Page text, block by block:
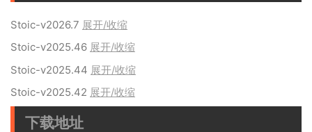
Stoic-v2026.7 展开/收缩
Stoic-v2025.46 展开/收缩
Stoic-v2025.44 展开/收缩
Stoic-v2025.42 展开/收缩
下载地址